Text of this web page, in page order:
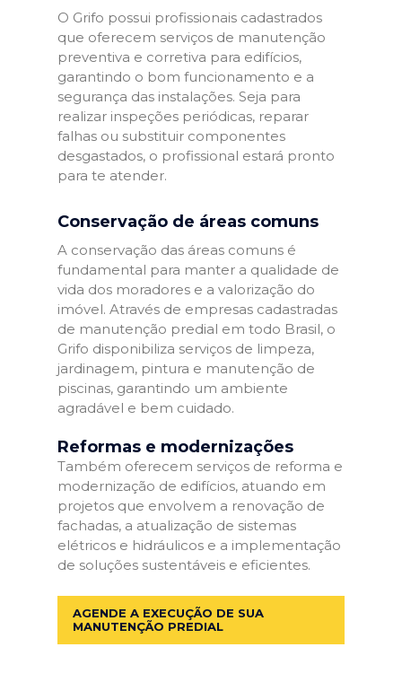
O Grifo possui profissionais cadastrados
que oferecem serviços de manutenção
preventiva e corretiva para edifícios,
garantindo o bom funcionamento e a
segurança das instalações. Seja para
realizar inspeções periódicas, reparar
falhas ou substituir componentes
desgastados, o profissional estará pronto
para te atender.
Conservação de áreas comuns
A conservação das áreas comuns é
fundamental para manter a qualidade de
vida dos moradores e a valorização do
imóvel. Através de empresas cadastradas
de manutenção predial em todo Brasil, o
Grifo disponibiliza serviços de limpeza,
jardinagem, pintura e manutenção de
piscinas, garantindo um ambiente
agradável e bem cuidado.
Reformas e modernizações
Também oferecem serviços de reforma e
modernização de edifícios, atuando em
projetos que envolvem a renovação de
fachadas, a atualização de sistemas
elétricos e hidráulicos e a implementação
de soluções sustentáveis e eficientes.
AGENDE A EXECUÇÃO DE SUA
MANUTENÇÃO PREDIAL